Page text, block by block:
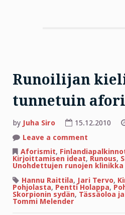
Runoilijan
tunnetuin
by Juha Siro 15.12.2010
Leave a comment
kieli
ja
Tervon
aforismi
Aforismit,
Kirjoittamisen ideat, Runous,
Unohdettujen runojen klinikka
Hannu Raittila, Jari Tervo,
Pohjolasta, Pentti Holappa,
Skorpionin sydän, Tässäoloa
Tommi Melender